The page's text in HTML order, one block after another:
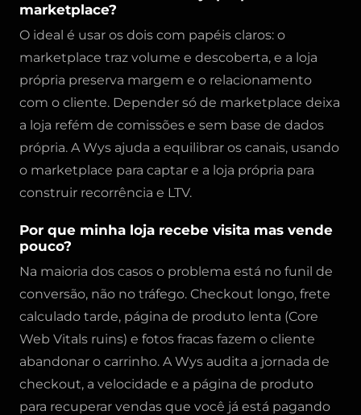
marketplace?
O ideal é usar os dois com papéis claros: o
marketplace traz volume e descoberta, e a loja
própria preserva margem e o relacionamento
com o cliente. Depender só de marketplace deixa
a loja refém de comissões e sem base de dados
própria. A Wys ajuda a equilibrar os canais, usando
o marketplace para captar e a loja própria para
construir recorrência e LTV.
Por que minha loja recebe visita mas vende
pouco?
Na maioria dos casos o problema está no funil de
conversão, não no tráfego. Checkout longo, frete
calculado tarde, página de produto lenta (Core
Web Vitals ruins) e fotos fracas fazem o cliente
abandonar o carrinho. A Wys audita a jornada de
checkout, a velocidade e a página de produto
para recuperar vendas que você já está pagando